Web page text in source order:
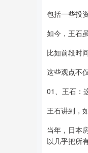
包括一些投
如今，王石
比如前段时
这些观点不
01、王石：
王石讲到，
当年，日本
以几乎把所